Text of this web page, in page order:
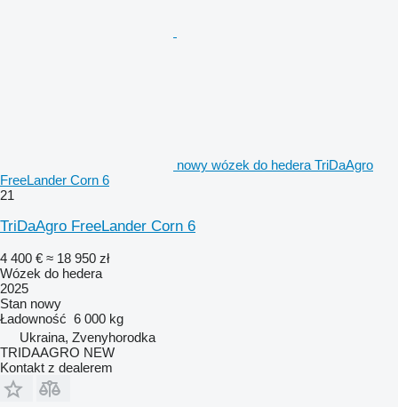
nowy wózek do hedera TriDaAgro
FreeLander Corn 6
21
TriDaAgro FreeLander Corn 6
4 400 € ≈ 18 950 zł
Wózek do hedera
2025
Stan nowy
Ładowność 6 000 kg
Ukraina, Zvenyhorodka
TRIDAAGRO NEW
Kontakt z dealerem